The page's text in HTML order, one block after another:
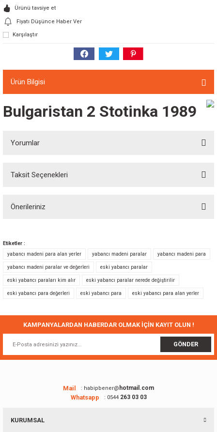
Ürünü tavsiye et
Fiyatı Düşünce Haber Ver
Karşılaştır
Ürün Bilgisi
Bulgaristan 2 Stotinka 1989
Yorumlar
Taksit Seçenekleri
Önerileriniz
Görüş ve önerileriniz için teşekkür ederiz.
Ürün resmi kalitesiz, bozuk veya görüntülenemiyor.
Ürün açıklamasında eksik bilgiler bulunuyor.
Ürün fiyatı diğer sitelerden daha pahalı.
Bu ürüne benzer farklı alternatifler olmalı.
Gönder
Etiketler :
yabancı madeni para alan yerler
yabancı madeni paralar yabancı madeni para
yabancı madeni paralar ve değerleri eski yabancı paralar
eski yabancı paraları kim alır eski yabancı paralar nerede değiştirilir
eski yabancı para değerleri eski yabancı para eski yabancı para alan yerler
KAMPANYALARDAN HABERDAR OLMAK İÇİN KAYIT OLUN !
GÖNDER
Mail : habipbener@ hotmail.com
Whatsapp : 0544263 03 03
KURUMSAL